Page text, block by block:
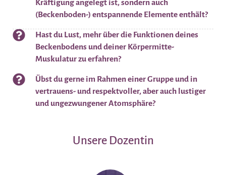
Kräftigung angelegt ist, sondern auch
(Beckenboden-) entspannende Elemente enthält?
Hast du Lust, mehr über die Funktionen deines
Beckenbodens und deiner Körpermitte-
Muskulatur zu erfahren?
Übst du gerne im Rahmen einer Gruppe und in
vertrauens- und respektvoller, aber auch lustiger
und ungezwungener Atomsphäre?
Unsere Dozentin